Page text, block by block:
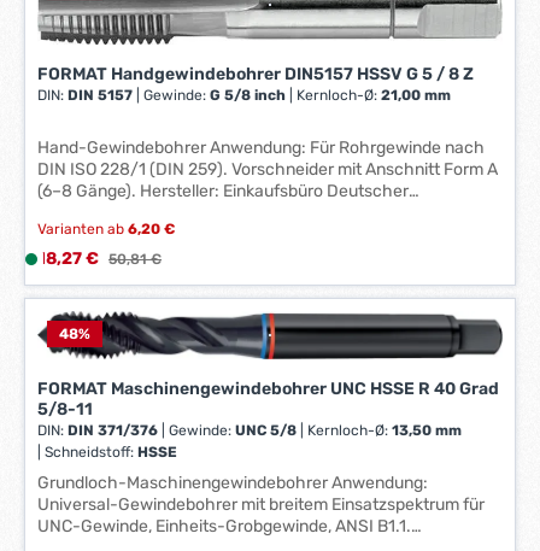
e
r
z
e
t
:
1
W
e
r
k
a
g
e
*
FORMAT Handgewindebohrer DIN5157 HSSV G 5 / 8 Z
DIN:DIN 5157 Gewinde:G 5/8 inch Kernloch-Ø:21,00 mm
Hand-Gewindebohrer Anwendung: Für Rohrgewinde nach
DIN ISO 228/1 (DIN 259). Vorschneider mit Anschnitt Form A
(6–8 Gänge). Hersteller: Einkaufsbüro Deutscher
+4920260960, webkontakt@ede.de
Varianten ab 6,20 €
Verkaufspreis:
L
i
f
r
z
e
i
t
:
1
18,27 € Regulärer Preis:
50,81 €
48%
FORMAT Maschinengewindebohrer UNC HSSE R 40 Grad
5/8-11
DIN:DIN 371/376 Gewinde:UNC 5/8 Kernloch-Ø:13,50 mm
Schneidstoff:HSSE
Grundloch-Maschinengewindebohrer Anwendung:
Universal-Gewindebohrer mit breitem Einsatzspektrum für
UNC-Gewinde, Einheits-Grobgewinde, ANSI B1.1.